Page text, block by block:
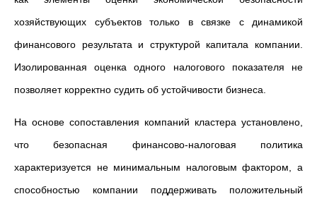
хозяйствующих субъектов только в связке с динамикой
финансового результата и структурой капитала компании.
Изолированная оценка одного налогового показателя не
позволяет корректно судить об устойчивости бизнеса.
На основе сопоставления компаний кластера установлено,
что безопасная финансово-налоговая политика
характеризуется не минимальным налоговым фактором, а
способностью компании поддерживать положительный